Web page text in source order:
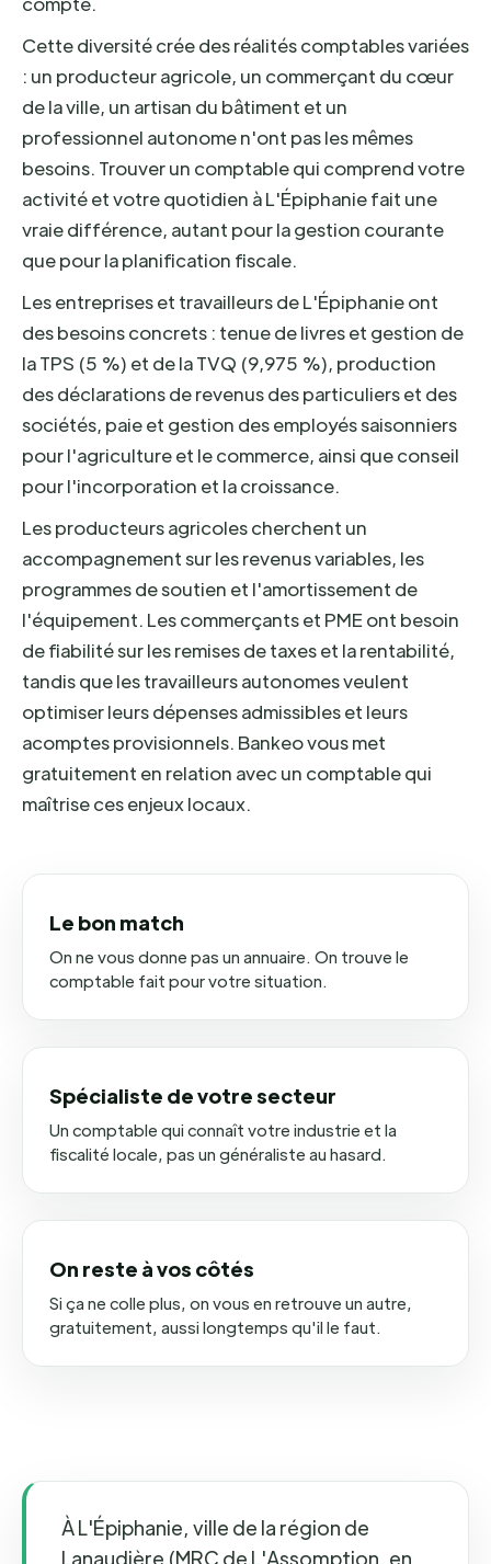
Cette diversité crée des réalités comptables variées
: un producteur agricole, un commerçant du cœur
de la ville, un artisan du bâtiment et un
professionnel autonome n'ont pas les mêmes
besoins. Trouver un comptable qui comprend votre
activité et votre quotidien à L'Épiphanie fait une
vraie différence, autant pour la gestion courante
que pour la planification fiscale.
Les entreprises et travailleurs de L'Épiphanie ont
des besoins concrets : tenue de livres et gestion de
la TPS (5 %) et de la TVQ (9,975 %), production
des déclarations de revenus des particuliers et des
sociétés, paie et gestion des employés saisonniers
pour l'agriculture et le commerce, ainsi que conseil
pour l'incorporation et la croissance.
Les producteurs agricoles cherchent un
accompagnement sur les revenus variables, les
programmes de soutien et l'amortissement de
l'équipement. Les commerçants et PME ont besoin
de fiabilité sur les remises de taxes et la rentabilité,
tandis que les travailleurs autonomes veulent
optimiser leurs dépenses admissibles et leurs
acomptes provisionnels. Bankeo vous met
gratuitement en relation avec un comptable qui
maîtrise ces enjeux locaux.
Le bon match
On ne vous donne pas un annuaire. On trouve le
comptable fait pour votre situation.
Spécialiste de votre secteur
Un comptable qui connaît votre industrie et la
fiscalité locale, pas un généraliste au hasard.
On reste à vos côtés
Si ça ne colle plus, on vous en retrouve un autre,
gratuitement, aussi longtemps qu'il le faut.
À L'Épiphanie, ville de la région de
Lanaudière (MRC de L'Assomption, en